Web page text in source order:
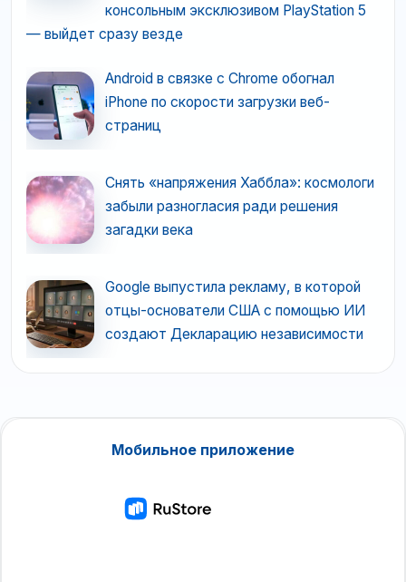
консольным эксклюзивом PlayStation 5
— выйдет сразу везде
Android в связке с Chrome обогнал
iPhone по скорости загрузки веб-
страниц
Снять «напряжения Хаббла»: космологи
забыли разногласия ради решения
загадки века
Google выпустила рекламу, в которой
отцы-основатели США с помощью ИИ
создают Декларацию независимости
Мобильное приложение